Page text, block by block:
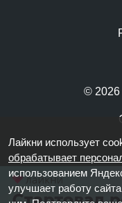
© 2026
Лайкни использует
обрабатывает
использованием
улучшает работу